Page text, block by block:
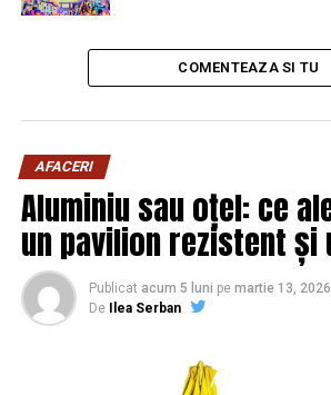
COMENTEAZA SI TU
AFACERI
Aluminiu sau oțel: ce
un pavilion rezistent și
Publicat acum 5 luni pe martie 13, 2026
De
Ilea Serban